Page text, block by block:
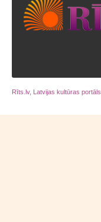
Rīts.lv, Latvijas kultūras portāls